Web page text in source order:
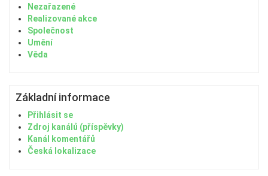
Nezařazené
Realizované akce
Společnost
Umění
Věda
Základní informace
Přihlásit se
Zdroj kanálů (příspěvky)
Kanál komentářů
Česká lokalizace